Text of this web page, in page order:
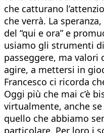
che catturano
che verrà. La
del “qui e ora” e
usiamo gli strumenti
passeggere, ma valori
agire, a mettersi in
Francesco ci ricorda
Oggi più che mai c’è
virtualmente, anche
quello che abbiamo
particolare. Per loro i